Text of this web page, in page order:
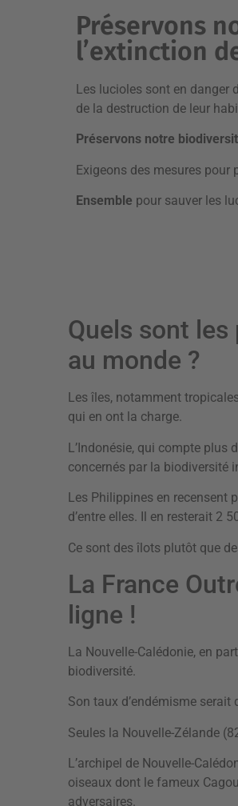
Préservons
l’extinction
Les lucioles sont en danger
de la destruction de leur
Préservons notre
Exigeons des mesures pour
Ensemble pour sauver les
Quels sont les
au monde ?
Les îles, notamment
qui en ont la charge.
L’Indonésie, qui compte plus
concernés par la biodiversité
Les Philippines en recensent
d’entre elles. Il en resterait 2
Ce sont des îlots plutôt que
La France
ligne !
La Nouvelle-Calédonie, en
biodiversité.
Son taux d’endémisme serait
Seules la Nouvelle-Zélande
L’archipel de Nouvelle-
oiseaux dont le fameux
adversaires.